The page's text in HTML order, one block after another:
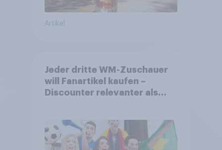
Artikel
Jeder dritte WM-Zuschauer
will Fanartikel kaufen –
Discounter relevanter als